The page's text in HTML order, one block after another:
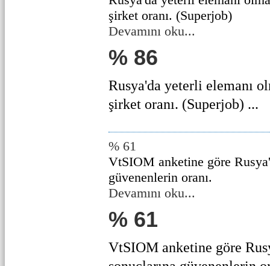
şirket oranı. (Superjob)
Devamını oku...
% 86
Rusya'da yeterli elemanı
şirket oranı. (Superjob) ...
% 61
VtSIOM anketine göre
güvenenlerin oranı.
Devamını oku...
% 61
VtSIOM anketine göre